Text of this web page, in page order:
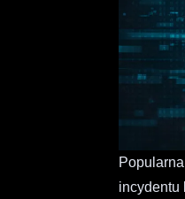
incydentu